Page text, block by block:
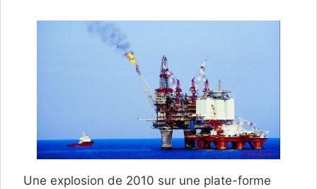
Une explosion de 2010 sur une plate-forme